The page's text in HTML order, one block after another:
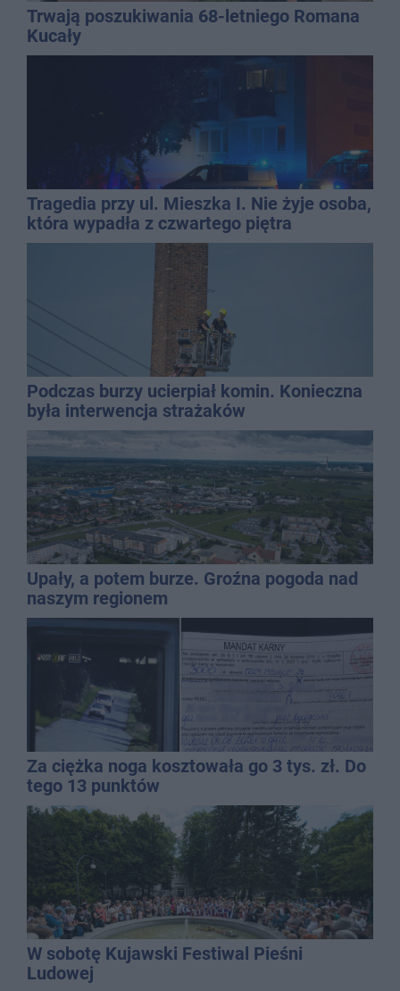
Trwają poszukiwania 68-letniego Romana
Kucały
Tragedia przy ul. Mieszka I. Nie żyje osoba,
która wypadła z czwartego piętra
Podczas burzy ucierpiał komin. Konieczna
była interwencja strażaków
Upały, a potem burze. Groźna pogoda nad
naszym regionem
Za ciężka noga kosztowała go 3 tys. zł. Do
tego 13 punktów
W sobotę Kujawski Festiwal Pieśni
Ludowej